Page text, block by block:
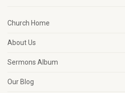
Church Home
About Us
Sermons Album
Our Blog